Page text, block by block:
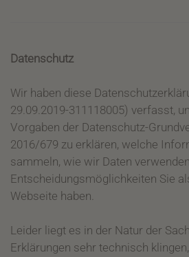
Datenschutz
Wir haben diese
29.09.2019-311118005) verfasst,
Vorgaben der Datenschutz-
2016/679 zu erklären, welche
sammeln, wie wir Daten
Entscheidungsmöglichkeiten Sie
Webseite haben.
Leider liegt es in der Natur der
Erklärungen sehr technisch